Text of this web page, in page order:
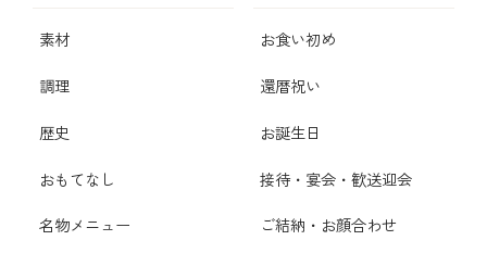
素材
調理
歴史
おもてなし
名物メニュー
お食い初め
還暦祝い
お誕生日
接待・宴会・歓送迎会
ご結納・お顔合わせ